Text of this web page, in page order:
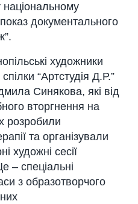
національному
документального
художники
“Артстудія Д.Р.”
Синякова, які від
вторгнення на
розробили
та організували
художні сесії
– спеціальні
з образотворчого